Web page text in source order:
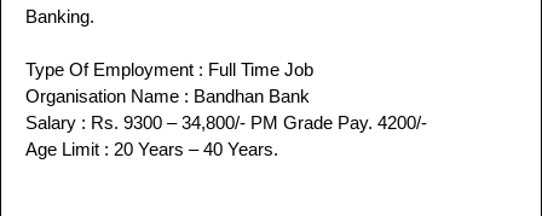
Banking.
Type Of Employment : Full Time Job
Organisation Name : Bandhan Bank
Salary : Rs. 9300 – 34,800/- PM Grade Pay. 4200/-
Age Limit : 20 Years – 40 Years.